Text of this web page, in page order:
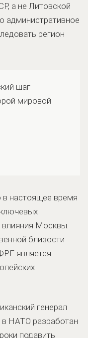
а не Литовской
административное
регион
шаг
мировой
в настоящее время
влияния Москвы.
близости
является
генерал
НАТО разработан
подавить